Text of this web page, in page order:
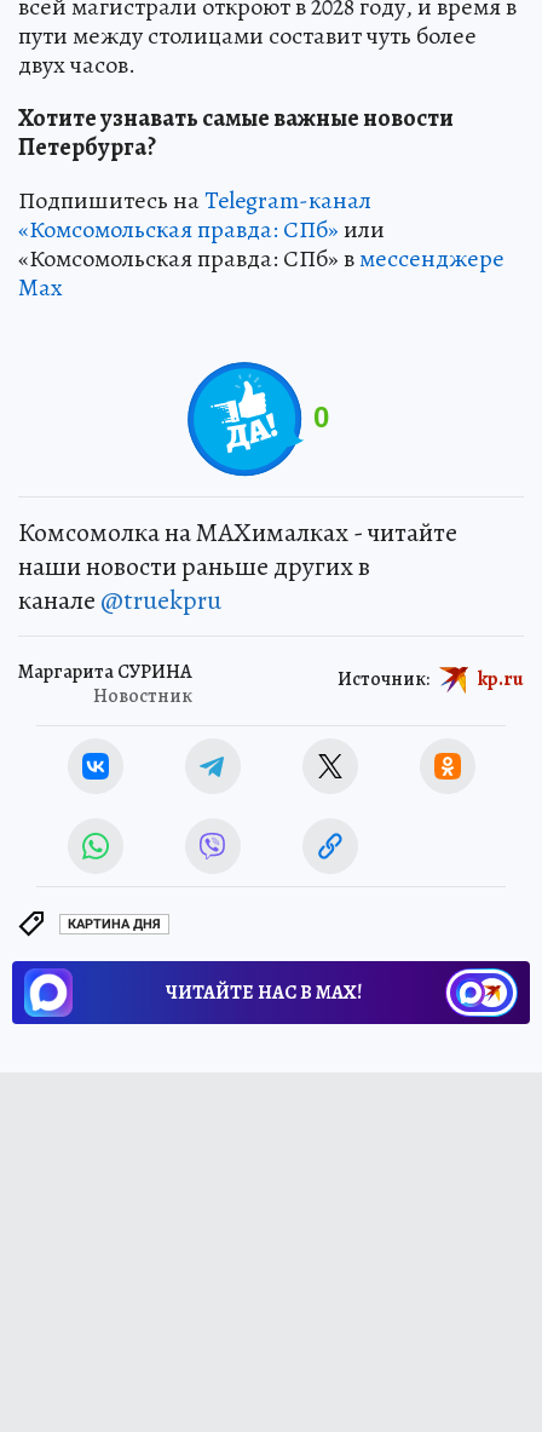
пути между столицами составит чуть более
двух часов.
Хотите узнавать самые важные новости
Петербурга?
Подпишитесь наTelegram-канал
«Комсомольская правда: СПб»или
«Комсомольская правда: СПб» вмессенджере
Max
0
Комсомолка на MAXималках - читайте
наши новости раньше других в
канале @truekpru
Маргарита СУРИНА
Новостник
Источник: kp.ru
КАРТИНА ДНЯ
ЧИТАЙТЕ НАС В МАХ!